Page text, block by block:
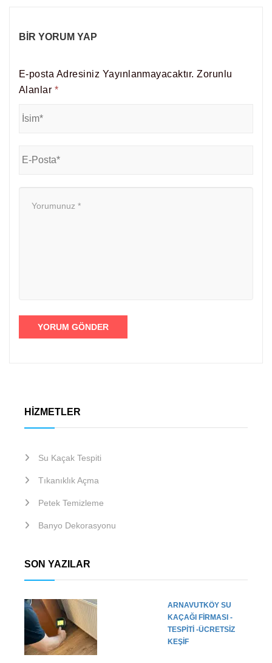
BIR YORUM YAP
E-posta Adresiniz Yayınlanmayacaktır. Zorunlu
Alanlar *
HIZMETLER
Su Kaçak Tespiti
Tıkanıklık Açma
Petek Temizleme
Banyo Dekorasyonu
SON YAZILAR
ARNAVUTKÖY SU
KAÇAĞI FIRMASI -
TESPITI -ÜCRETSIZ
KEŞIF